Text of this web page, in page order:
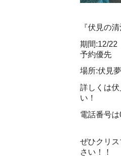
『伏見の
期間:12/22
予約優先
場所:伏見
詳しくは
い！
電話番号
ぜひクリ
さい！！